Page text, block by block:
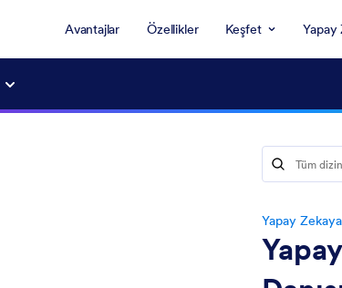
Avantajlar Özellikler Keşfet Yapay
Yapay